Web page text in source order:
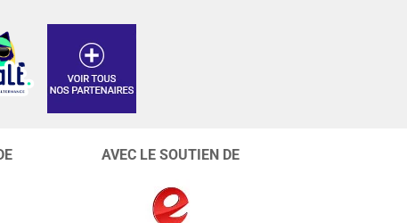
AVEC LE SOUTIEN DE